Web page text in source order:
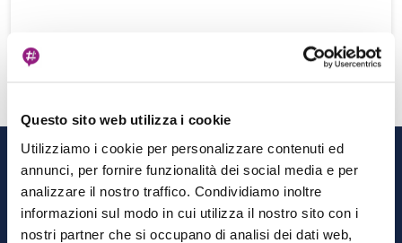
Questo sito web utilizza i cookie
Utilizziamo i cookie per personalizzare contenuti ed
annunci, per fornire funzionalità dei social media e per
analizzare il nostro traffico. Condividiamo inoltre
informazioni sul modo in cui utilizza il nostro sito con i
nostri partner che si occupano di analisi dei dati web,
View more
CATEGORIE
Architecting
Cloud-native Development